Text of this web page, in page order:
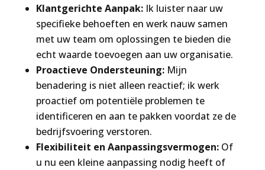
Klantgerichte Aanpak:Ik luister naar uw
specifieke behoeften en werk nauw samen
met uw team om oplossingen te bieden die
echt waarde toevoegen aan uw organisatie.
Proactieve Ondersteuning:Mijn
benadering is niet alleen reactief; ik werk
proactief om potentiële problemen te
identificeren en aan te pakken voordat ze de
bedrijfsvoering verstoren.
Flexibiliteit en Aanpassingsvermogen:Of
u nu een kleine aanpassing nodig heeft of